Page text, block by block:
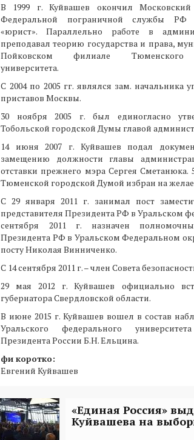
В 1999 г. Куйвашев окончил
Федеральной пограничной службы РФ
«юрист». Параллельно работе в
преподавал теорию государства и права,
Пойковском филиале Тюменского
университета.
С 2004 по 2005 гг. являлся зам. начальника
приставов Москвы.
30 ноября 2005 г. был единогласно
Тобольской городской Думы главой
14 июня 2007 г. Куйвашев подал
замещению должности главы
отставки прежнего мэра Сергея
Тюменской городской Думой избран на
С 29 января 2011 г. занимал пост
представителя Президента РФ в Уральском
сентября 2011 г. назначен
Президента РФ в Уральском Федеральном
посту Николая Винниченко.
С 14 сентября 2011 г. – член Совета
29 мая 2012 г. Куйвашев официально
губернатора Свердловской области.
В июне 2015 г. Куйвашев вошел в состав
Уральского федерального
Президента России Б.Н. Ельцина.
фи коротко:
Евгений Куйвашев
«Единая Россия»
Куйвашева на